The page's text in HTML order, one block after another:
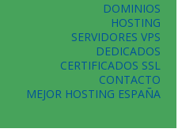
DOMINIOS
HOSTING
SERVIDORES VPS
DEDICADOS
CERTIFICADOS SSL
CONTACTO
MEJOR HOSTING ESPAÑA